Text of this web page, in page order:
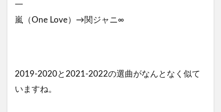
一
嵐（One Love）→関ジャニ∞
2019-2020と2021-2022の選曲がなんとなく似て
いますね。